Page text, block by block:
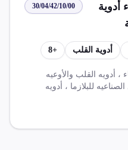
أدوية
عبر
30/04/42/10/00
أدوية القلب +
8
، أدويه القلب والأوعيه
للبلازما ، أدويه
تجارية متعدده مثل